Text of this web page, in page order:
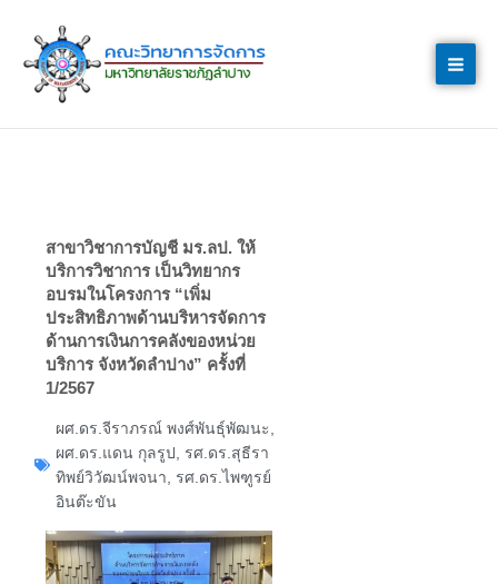
content
สาขาวิชาการบัญชี มร.ลป. ให้
บริการวิชาการ เป็นวิทยากร
อบรมในโครงการ “เพิ่ม
ประสิทธิภาพด้านบริหารจัดการ
ด้านการเงินการคลังของหน่วย
บริการ จังหวัดลำปาง” ครั้งที่
1/2567
ผศ.ดร.จีราภรณ์ พงศ์พันธุ์พัฒนะ
ผศ.ดร.แดน กุลรูป
รศ.ดร.สุธีรา
ทิพย์วิวัฒน์พจนา
รศ.ดร.ไพฑูรย์
อินต๊ะขัน